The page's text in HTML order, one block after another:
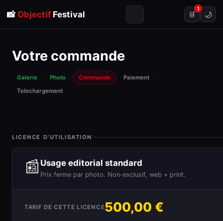
📸 ObjectifFestival 🛒
1
🌙
Votre commande
Galerie › Photo › Commande › Paiement
›
Telechargement
LICENCE D'UTILISATION
📰 Usage editorial standard
Prix ferme par photo. Non-exclusif, web + print.
TARIF DE CETTE LICENCE500,00 €